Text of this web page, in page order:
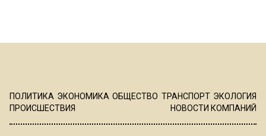
ПОЛИТИКА ЭКОНОМИКА ОБЩЕСТВО ТРАНСПОРТ ЭКОЛОГИЯ
ПРОИСШЕСТВИЯ
НОВОСТИ КОМПАНИЙ